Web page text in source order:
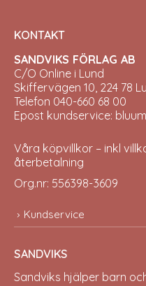
KONTAKT
SANDVIKS FÖRLAG AB
C/O Online i Lund
Skiffervägen 10, 224 78
Telefon 040-660 68 00
Epost kundservice:
Våra köpvillkor – inkl
återbetalning
Org.nr: 556398-3609
Kundservice
SANDVIKS
Sandviks hjälper barn